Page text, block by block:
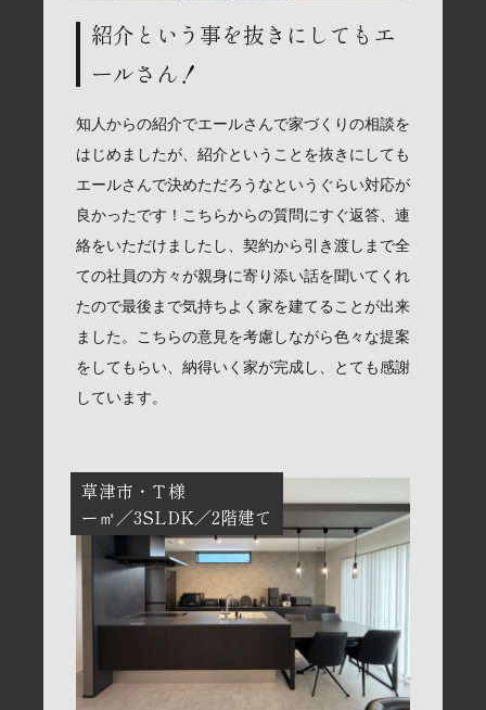
紹介という事を抜きにしてもエ
ールさん！
知人からの紹介でエールさんで家づくりの相談を
はじめましたが、紹介ということを抜きにしても
エールさんで決めただろうなというぐらい対応が
良かったです！こちらからの質問にすぐ返答、連
絡をいただけましたし、契約から引き渡しまで全
ての社員の方々が親身に寄り添い話を聞いてくれ
たので最後まで気持ちよく家を建てることが出来
ました。こちらの意見を考慮しながら色々な提案
をしてもらい、納得いく家が完成し、とても感謝
しています。
草津市
Ｔ様
ー㎡
3SLDK 2階建て